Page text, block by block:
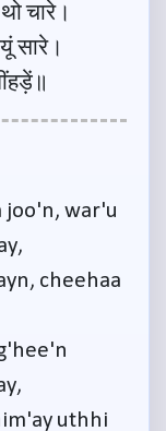
चारे।
सारे।
joo'n, war'u
cheehaa
uthhi